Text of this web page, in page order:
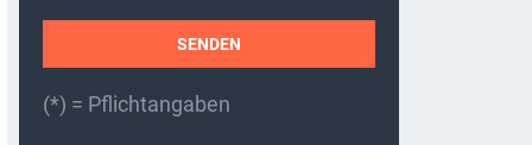
(*) = Pflichtangaben